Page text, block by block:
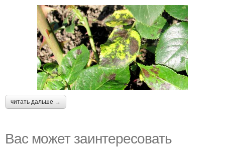
читать дальше →
Вас может заинтересовать